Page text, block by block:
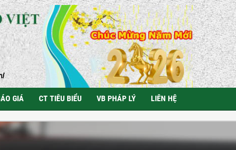
GIÁ CT TIÊU BIỂU VB PHÁP LÝ LIÊN HỆ